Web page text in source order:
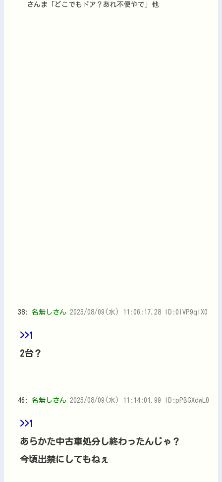
さんま「どこでもドア？あれ不便やで」他
38: 名無しさん 2023/08/09(水) 11:06:17.28 ID:0IVP9qIX0
>>1
2台？
46: 名無しさん 2023/08/09(水) 11:14:01.99 ID:pPBGXdwL0
>>1
あらかた中古車処分し終わったんじゃ？
今頃出禁にしてもねぇ